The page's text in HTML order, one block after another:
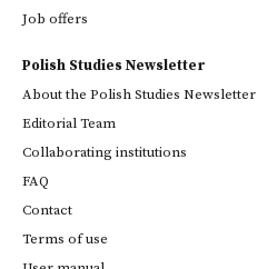
Job offers
Polish Studies Newsletter
About the Polish Studies Newsletter
Editorial Team
Collaborating institutions
FAQ
Contact
Terms of use